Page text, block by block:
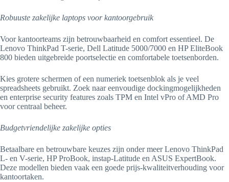
Robuuste zakelijke laptops voor kantoorgebruik
Voor kantoorteams zijn betrouwbaarheid en comfort essentieel. De
Lenovo ThinkPad T-serie, Dell Latitude 5000/7000 en HP EliteBook
800 bieden uitgebreide poortselectie en comfortabele toetsenborden.
Kies grotere schermen of een numeriek toetsenblok als je veel
spreadsheets gebruikt. Zoek naar eenvoudige dockingmogelijkheden
en enterprise security features zoals TPM en Intel vPro of AMD Pro
voor centraal beheer.
Budgetvriendelijke zakelijke opties
Betaalbare en betrouwbare keuzes zijn onder meer Lenovo ThinkPad
L- en V-serie, HP ProBook, instap-Latitude en ASUS ExpertBook.
Deze modellen bieden vaak een goede prijs-kwaliteitverhouding voor
kantoortaken.